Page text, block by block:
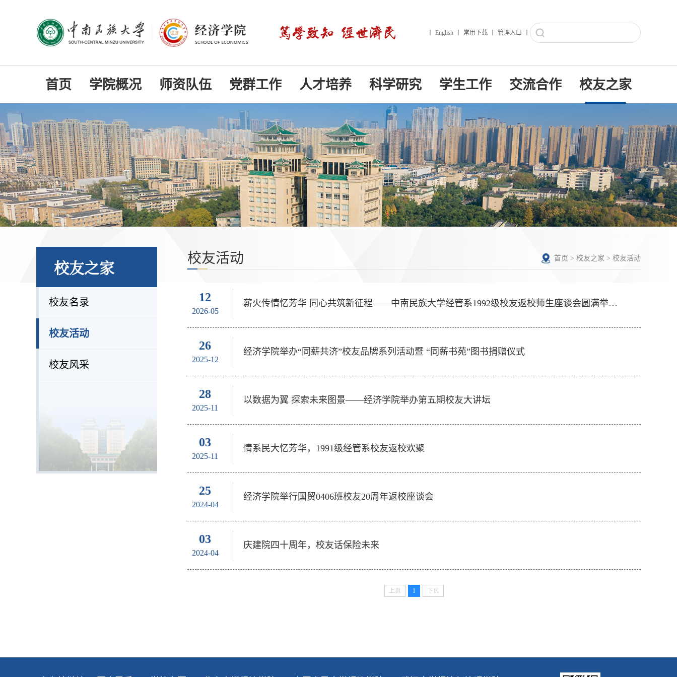
English 常用下载 管理入口
首页 学院概况 师资队伍 党群工作 人才培养 科学研究 学生工作 交流合作 校友之家
校友之家
校友名录
校友活动
校友风采
校友活动 首页 > 校友之家 > 校友活动
12
2026-05
薪火传情忆芳华 同心共筑新征程——中南民族大学经管系1992级校友返校师生座谈会圆满举…
26
2025-12
经济学院举办“同薪共济”校友品牌系列活动暨 “同薪书苑”图书捐赠仪式
28
2025-11
以数据为翼 探索未来图景——经济学院举办第五期校友大讲坛
03
2025-11
情系民大忆芳华，1991级经管系校友返校欢聚
25
2024-04
经济学院举行国贸0406班校友20周年返校座谈会
03
2024-04
庆建院四十周年，校友话保险未来
上页 1 下页